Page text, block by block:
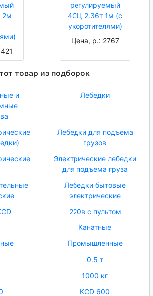
2м
регулируемый
4СЦ 2.36т 1м (с
укоротителями)
Цена, р.: 2767
товар из подборок
и
Лебедки
Лебедки для подъема
грузов
Электрические лебедки
для подъема груза
Лебедки бытовые
электрические
220в с пультом
Канатные
Промышленные
0.5 т
1000 кг
KCD 600